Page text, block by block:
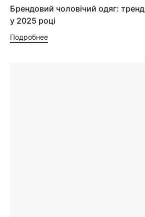
Брендовий чоловічий одяг:
у 2025 році
Подробнее